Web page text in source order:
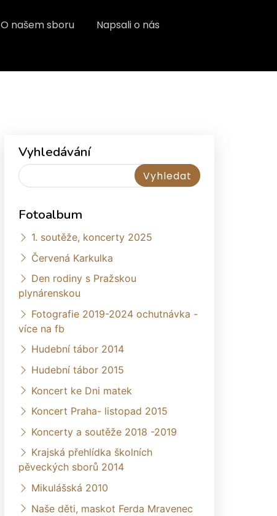
O našem sboru
Napsali o nás
Vyhledávání
Fotoalbum
1. soutěže, koncerty 2025
Červená Karkulka
Den rodiny s Pražskou
plynárenskou
Fotografie 2019-2024 ochutnávka -
více na fb
Hudební tábor 2014
Hudební tábor 2015
Koncert ke Dni matek
Koncert Praha- listopad 2015
Koncerty a soutěže 2018 -2019
Krajská přehlídka školních
pěveckých sborů 2014
Mikulášská 2010
Naše děti, maskot Ferda Mravenec